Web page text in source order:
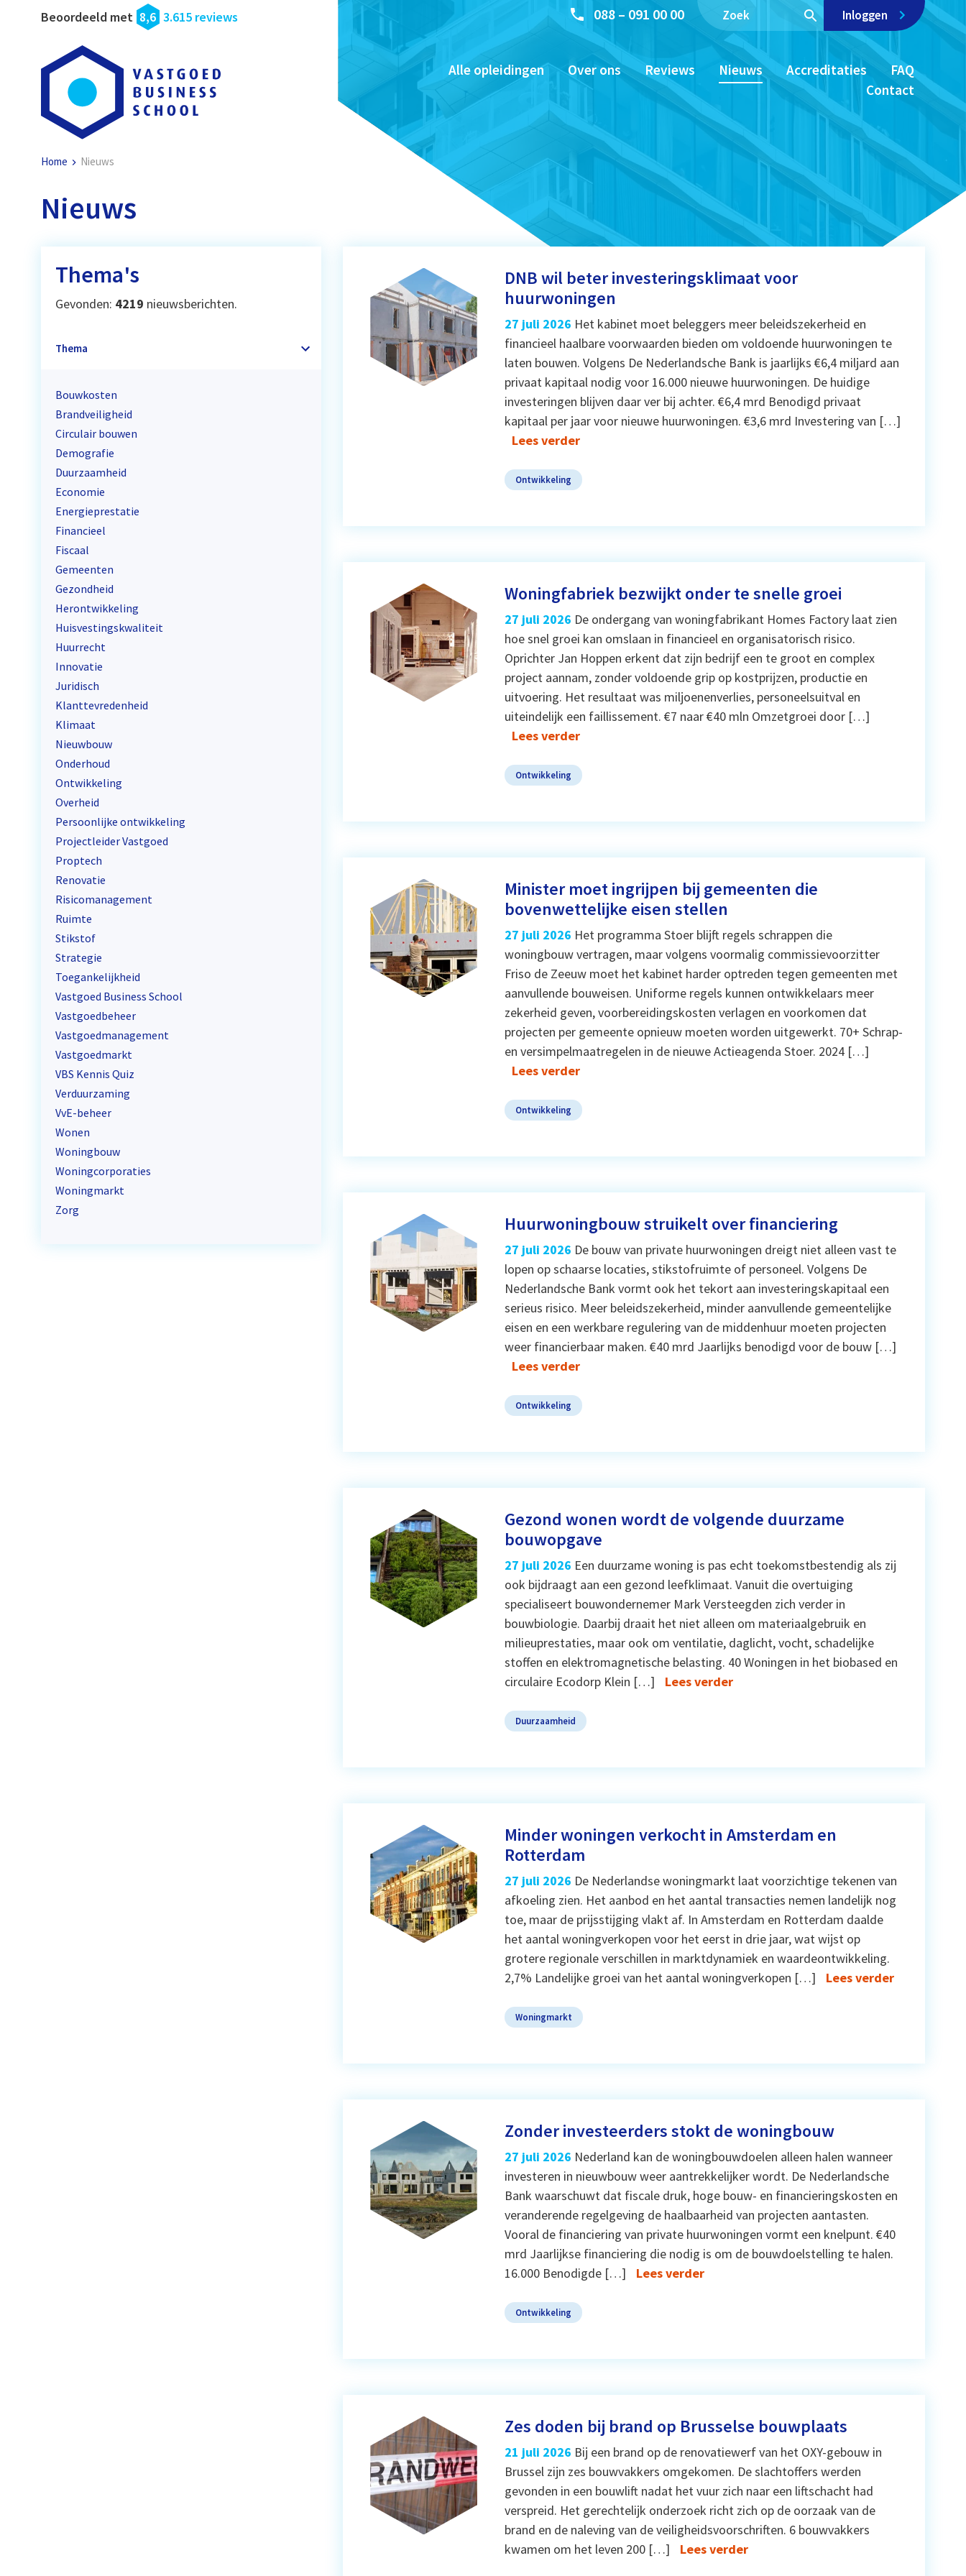
Beoordeeld met 8,6 3.615 reviews 088 – 091 00 00 Inloggen
Alle opleidingen Over ons Reviews Nieuws Accreditaties
FAQ
Contact
Home Nieuws
Nieuws
Thema's
Gevonden: 4219 nieuwsberichten.
Thema
Bouwkosten
Brandveiligheid
Circulair bouwen
Demografie
Duurzaamheid
Economie
Energieprestatie
Financieel
Fiscaal
Gemeenten
Gezondheid
Herontwikkeling
Huisvestingskwaliteit
Huurrecht
Innovatie
Juridisch
Klanttevredenheid
Klimaat
Nieuwbouw
Onderhoud
Ontwikkeling
Overheid
Persoonlijke ontwikkeling
Projectleider Vastgoed
Proptech
Renovatie
Risicomanagement
Ruimte
Stikstof
Strategie
Toegankelijkheid
Vastgoed Business School
Vastgoedbeheer
Vastgoedmanagement
Vastgoedmarkt
VBS Kennis Quiz
Verduurzaming
VvE-beheer
Wonen
Woningbouw
Woningcorporaties
Woningmarkt
Zorg
DNB wil beter investeringsklimaat voor
huurwoningen
27 juli 2026 Het kabinet moet beleggers meer beleidszekerheid en
financieel haalbare voorwaarden bieden om voldoende huurwoningen te
laten bouwen. Volgens De Nederlandsche Bank is jaarlijks €6,4 miljard aan
privaat kapitaal nodig voor 16.000 nieuwe huurwoningen. De huidige
investeringen blijven daar ver bij achter. €6,4 mrd Benodigd privaat
kapitaal per jaar voor nieuwe huurwoningen. €3,6 mrd Investering van […]
Lees verder
Ontwikkeling
Woningfabriek bezwijkt onder te snelle groei
27 juli 2026 De ondergang van woningfabrikant Homes Factory laat zien
hoe snel groei kan omslaan in financieel en organisatorisch risico.
Oprichter Jan Hoppen erkent dat zijn bedrijf een te groot en complex
project aannam, zonder voldoende grip op kostprijzen, productie en
uitvoering. Het resultaat was miljoenenverlies, personeelsuitval en
uiteindelijk een faillissement. €7 naar €40 mln Omzetgroei door […]
Lees verder
Ontwikkeling
Minister moet ingrijpen bij gemeenten die
bovenwettelijke eisen stellen
27 juli 2026 Het programma Stoer blijft regels schrappen die
woningbouw vertragen, maar volgens voormalig commissievoorzitter
Friso de Zeeuw moet het kabinet harder optreden tegen gemeenten met
aanvullende bouweisen. Uniforme regels kunnen ontwikkelaars meer
zekerheid geven, voorbereidingskosten verlagen en voorkomen dat
projecten per gemeente opnieuw moeten worden uitgewerkt. 70+ Schrap-
en versimpelmaatregelen in de nieuwe Actieagenda Stoer. 2024 […]
Lees verder
Ontwikkeling
Huurwoningbouw struikelt over financiering
27 juli 2026 De bouw van private huurwoningen dreigt niet alleen vast te
lopen op schaarse locaties, stikstofruimte of personeel. Volgens De
Nederlandsche Bank vormt ook het tekort aan investeringskapitaal een
serieus risico. Meer beleidszekerheid, minder aanvullende gemeentelijke
eisen en een werkbare regulering van de middenhuur moeten projecten
weer financierbaar maken. €40 mrd Jaarlijks benodigd voor de bouw […]
Lees verder
Ontwikkeling
Gezond wonen wordt de volgende duurzame
bouwopgave
27 juli 2026 Een duurzame woning is pas echt toekomstbestendig als zij
ook bijdraagt aan een gezond leefklimaat. Vanuit die overtuiging
specialiseert bouwondernemer Mark Versteegden zich verder in
bouwbiologie. Daarbij draait het niet alleen om materiaalgebruik en
milieuprestaties, maar ook om ventilatie, daglicht, vocht, schadelijke
stoffen en elektromagnetische belasting. 40 Woningen in het biobased en
circulaire Ecodorp Klein […]
Lees verder
Duurzaamheid
Minder woningen verkocht in Amsterdam en
Rotterdam
27 juli 2026 De Nederlandse woningmarkt laat voorzichtige tekenen van
afkoeling zien. Het aanbod en het aantal transacties nemen landelijk nog
toe, maar de prijsstijging vlakt af. In Amsterdam en Rotterdam daalde
het aantal woningverkopen voor het eerst in drie jaar, wat wijst op
grotere regionale verschillen in marktdynamiek en waardeontwikkeling.
2,7% Landelijke groei van het aantal woningverkopen […]
Lees verder
Woningmarkt
Zonder investeerders stokt de woningbouw
27 juli 2026 Nederland kan de woningbouwdoelen alleen halen wanneer
investeren in nieuwbouw weer aantrekkelijker wordt. De Nederlandsche
Bank waarschuwt dat fiscale druk, hoge bouw- en financieringskosten en
veranderende regelgeving de haalbaarheid van projecten aantasten.
Vooral de financiering van private huurwoningen vormt een knelpunt. €40
mrd Jaarlijkse financiering die nodig is om de bouwdoelstelling te halen.
16.000 Benodigde […]
Lees verder
Ontwikkeling
Zes doden bij brand op Brusselse bouwplaats
21 juli 2026 Bij een brand op de renovatiewerf van het OXY-gebouw in
Brussel zijn zes bouwvakkers omgekomen. De slachtoffers werden
gevonden in een bouwlift nadat het vuur zich naar een liftschacht had
verspreid. Het gerechtelijk onderzoek richt zich op de oorzaak van de
brand en de naleving van de veiligheidsvoorschriften. 6 bouwvakkers
kwamen om het leven 200 […]
Lees verder